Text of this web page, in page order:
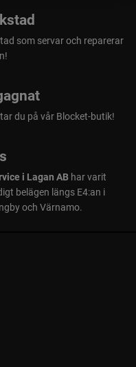
som servar och reparerar
du på vår Blocket-butik!
i Lagan ABhar varit
belägen längs E4:an i
och Värnamo.